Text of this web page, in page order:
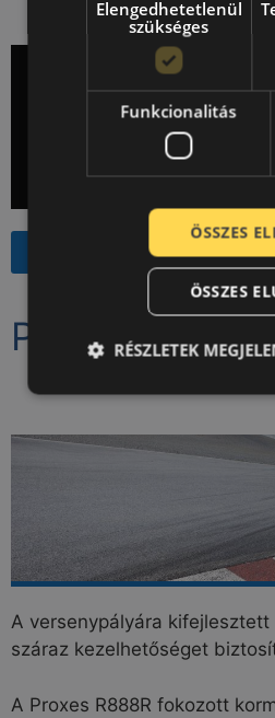
GUMIABRONCS
PROXES
A versenypályára kifejlesztett
száraz kezelhetőséget
A Proxes R888R fokozott
Elengedhetetlenül
szükséges
Funkcionalitás
ÖSSZES
ÖSSZES
RÉSZLETEK